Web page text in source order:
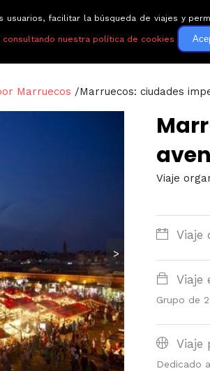
Circuitos
Marruecos /Marruecos: ciudades
>
Viaje
Viaje
Viaje
Grupo de
Viaje
Dedicado
facilitar la búsqueda de viajes y
consultando nuestra política de cookies